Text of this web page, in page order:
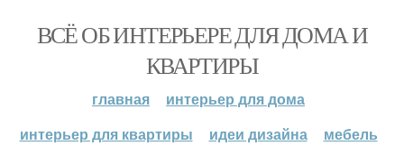
ВСЁ ОБ ИНТЕРЬЕРЕ ДЛЯ ДОМА И
КВАРТИРЫ
главная
интерьер для дома
интерьер для квартиры
идеи дизайна мебель